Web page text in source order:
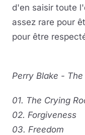
d'en saisir toute
assez rare pour
pour être
Perry Blake - The
01. The Crying
02. Forgiveness
03. Freedom